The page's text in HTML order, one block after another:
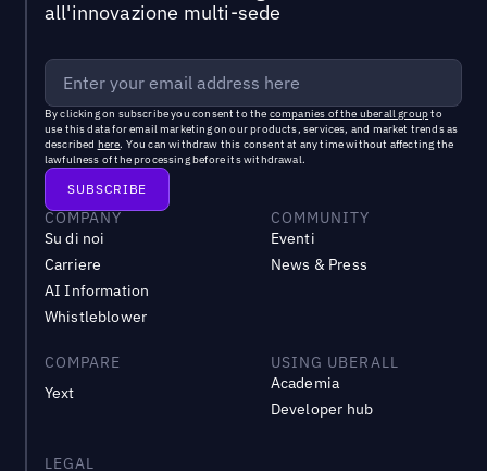
all'innovazione multi-sede
By clicking on subscribe you consent to the companies of the uberall groupto
use this data for email marketing on our products, services, and market trends as
described here. You can withdraw this consent at any time without affecting the
lawfulness of the processing before its withdrawal.
COMPANY
Su di noi
Carriere
AI Information
Whistleblower
COMMUNITY
Eventi
News & Press
COMPARE
Yext
USING UBERALL
Academia
Developer hub
LEGAL